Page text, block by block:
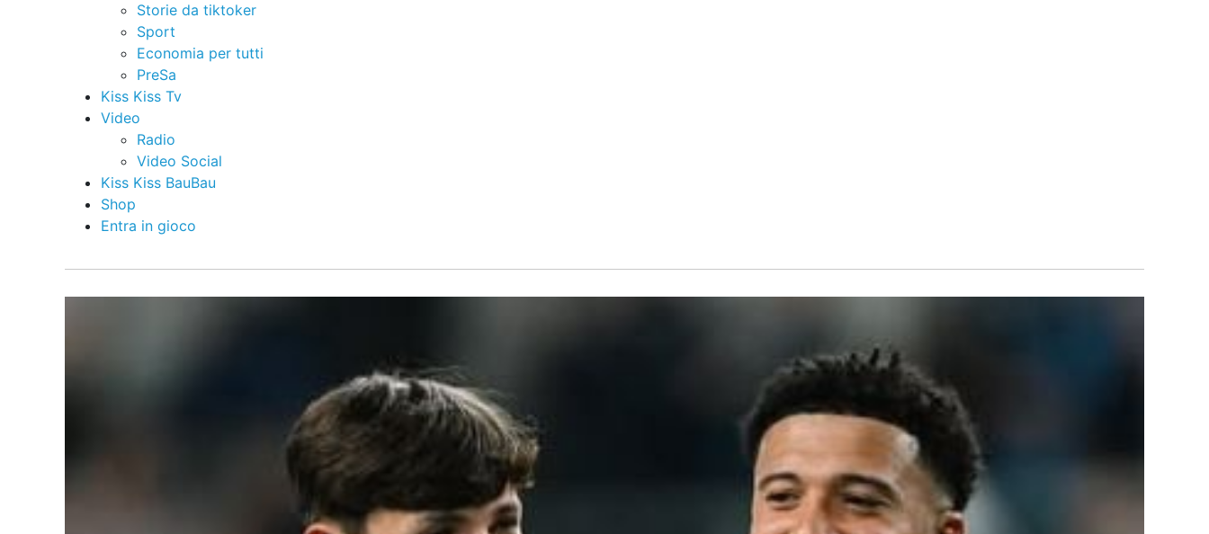
Storie da tiktoker
Sport
Economia per tutti
PreSa
Kiss Kiss Tv
Video
Radio
Video Social
Kiss Kiss BauBau
Shop
Entra in gioco